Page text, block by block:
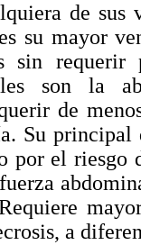
de sus
su mayor
sin requerir
son la
de
Su principal
por el
a